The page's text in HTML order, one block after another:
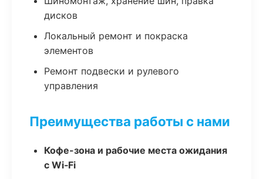
дисков
Локальный ремонт и покраска
элементов
Ремонт подвески и рулевого
управления
Преимущества работы с нами
Кофе-зона и рабочие места ожидания
с Wi‑Fi